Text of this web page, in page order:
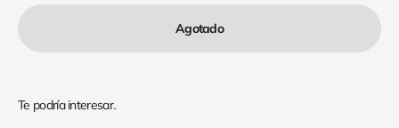
Agotado